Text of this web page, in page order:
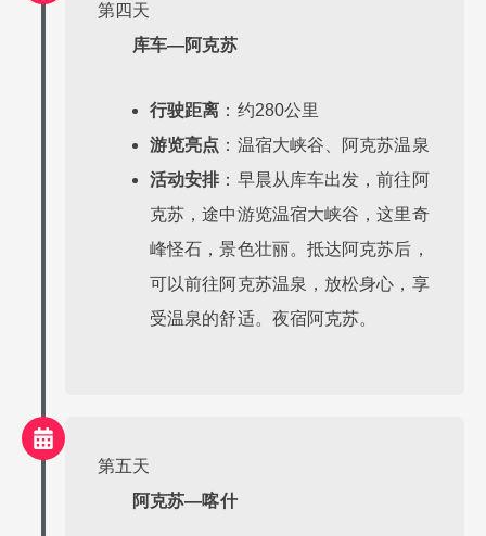
第四天
库车—阿克苏
行驶距离 ：约280公里
游览亮点 ：温宿大峡谷、阿克苏温泉
活动安排：早晨从库车出发，前往阿
克苏，途中游览温宿大峡谷，这里奇
峰怪石，景色壮丽。抵达阿克苏后，
可以前往阿克苏温泉，放松身心，享
受温泉的舒适。夜宿阿克苏。
第五天
阿克苏—喀什